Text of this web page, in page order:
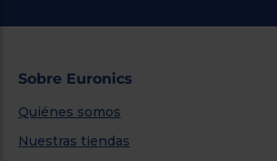
Sobre Euronics
Quiénes somos
Nuestras tiendas